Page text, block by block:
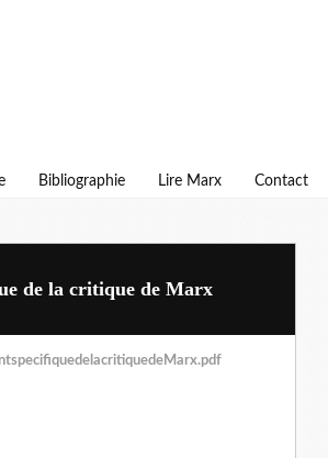
Bibliographie Lire Marx Contact
de la critique de Marx